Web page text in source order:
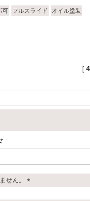
可 フルスライド オイル塗装
[
せん。